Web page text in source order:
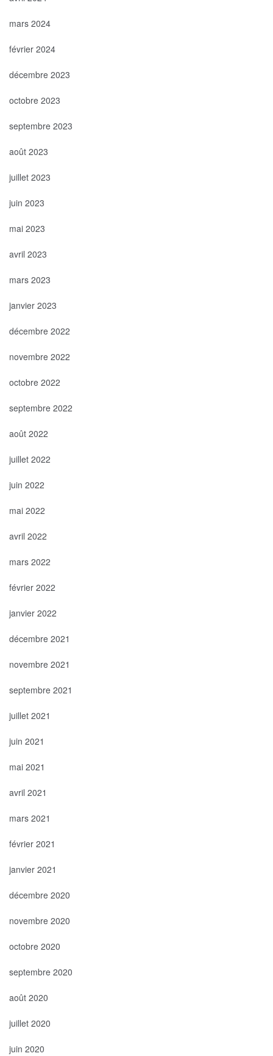
mars 2024
février 2024
décembre 2023
octobre 2023
septembre 2023
août 2023
juillet 2023
juin 2023
mai 2023
avril 2023
mars 2023
janvier 2023
décembre 2022
novembre 2022
octobre 2022
septembre 2022
août 2022
juillet 2022
juin 2022
mai 2022
avril 2022
mars 2022
février 2022
janvier 2022
décembre 2021
novembre 2021
septembre 2021
juillet 2021
juin 2021
mai 2021
avril 2021
mars 2021
février 2021
janvier 2021
décembre 2020
novembre 2020
octobre 2020
septembre 2020
août 2020
juillet 2020
juin 2020